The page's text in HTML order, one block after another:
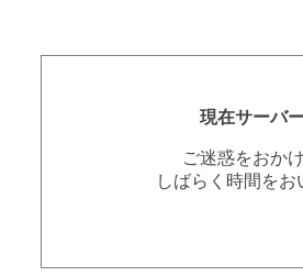
現在サーバ
ご迷惑をおか
しばらく時間を